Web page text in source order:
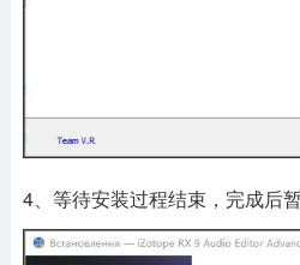
4、等待安装过程结束，完成后